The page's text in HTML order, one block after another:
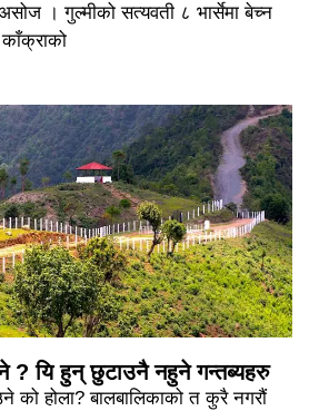
। गुल्मीको सत्यवती ८ भार्सेमा बेच्न
? यि हुन् छुटाउनै नहुने गन्तब्यहरु
को होला? बालबालिकाको त कुरै नगरौं